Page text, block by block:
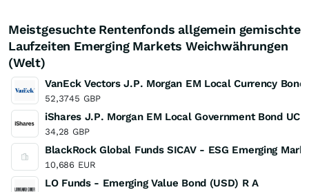
Meistgesuchte Rentenfonds allgemein gemischte
Laufzeiten Emerging Markets Weichwährungen
(Welt)
VanEck Vectors J.P. Morgan EM Local Currency Bond
52,3745 GBP
iShares J.P. Morgan EM Local Government Bond
34,28 GBP
BlackRock Global Funds SICAV - ESG Emerging
10,686 EUR
LO Funds - Emerging Value Bond (USD) R A